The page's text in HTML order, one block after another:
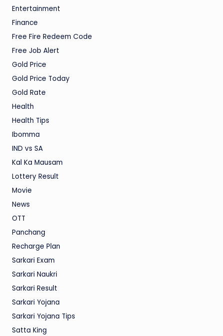
Entertainment
Finance
Free Fire Redeem Code
Free Job Alert
Gold Price
Gold Price Today
Gold Rate
Health
Health Tips
Ibomma
IND vs SA
Kal Ka Mausam
Lottery Result
Movie
News
OTT
Panchang
Recharge Plan
Sarkari Exam
Sarkari Naukri
Sarkari Result
Sarkari Yojana
Sarkari Yojana Tips
Satta King